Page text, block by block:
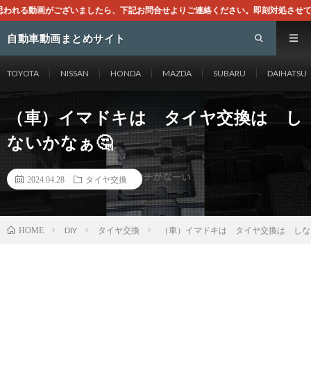
ら、下記お問合せよりご連絡ください。即刻対処させて頂きます。なお、同
自動車動画まとめサイト
TOYOTA NISSAN HONDA MAZDA SUBARU DAIHATSU
（車）イマドキは タイヤ交換は し
ないかなぁ🤔
2024.04.28 タイヤ交換
HOME DIY タイヤ交換 （車）イマドキは タイヤ交換は し